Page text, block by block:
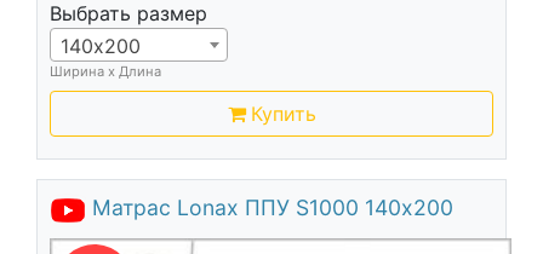
Выбрать размер
140х200
Ширина х Длина
Купить
Матрас Lonax ППУ S1000 140х200